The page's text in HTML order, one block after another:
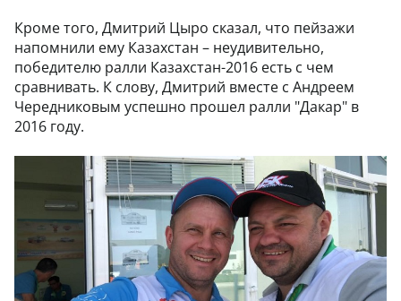
Кроме того, Дмитрий Цыро сказал, что пейзажи
напомнили ему Казахстан – неудивительно,
победителю ралли Казахстан-2016 есть с чем
сравнивать. К слову, Дмитрий вместе с Андреем
Чередниковым успешно прошел ралли "Дакар" в
2016 году.